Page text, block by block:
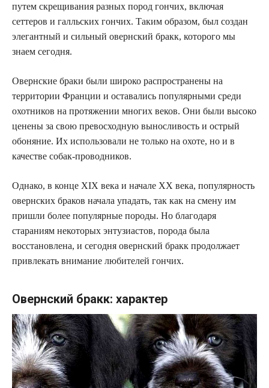
путем скрещивания разных пород гончих, включая
сеттеров и галльских гончих. Таким образом, был создан
элегантный и сильный овернский бракк, которого мы
знаем сегодня.
Овернские браки были широко распространены на
территории Франции и оставались популярными среди
охотников на протяжении многих веков. Они были высоко
ценены за свою превосходную выносливость и острый
обоняние. Их использовали не только на охоте, но и в
качестве собак-проводников.
Однако, в конце XIX века и начале XX века, популярность
овернских браков начала упадать, так как на смену им
пришли более популярные породы. Но благодаря
стараниям некоторых энтузиастов, порода была
восстановлена, и сегодня овернский бракк продолжает
привлекать внимание любителей гончих.
Овернский бракк: характер